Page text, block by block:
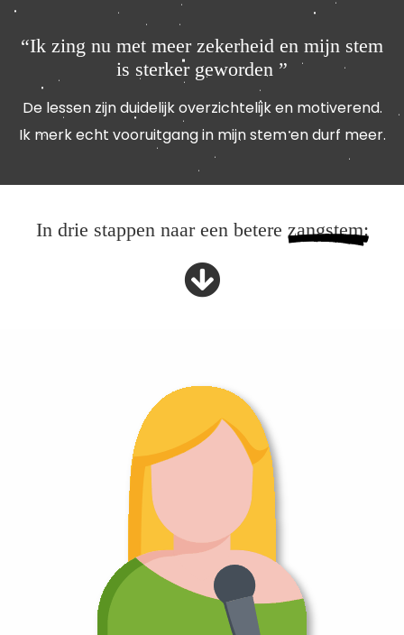
“Ik zing nu met meer zekerheid en mijn stem
is sterker geworden ”
De lessen zijn duidelijk overzichtelijk en motiverend.
Ik merk echt vooruitgang in mijn stem en durf meer.
In drie stappen naar een betere zangstem: